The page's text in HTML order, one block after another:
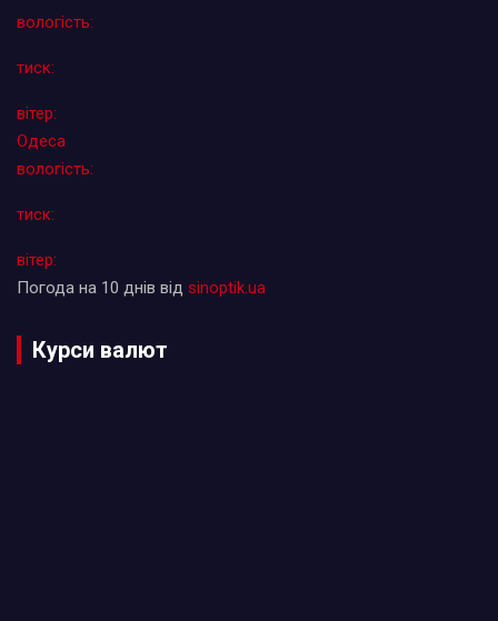
вологість:
тиск:
вітер:
Одеса
вологість:
тиск:
вітер:
Погода на 10 днів від sinoptik.ua
Курси валют